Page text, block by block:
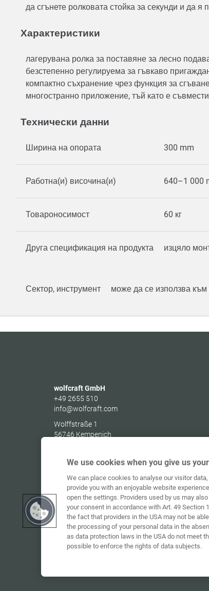
да сгънете ролковата стойка за секунди и да
Характеристики
лагерувана ролка за поставяне за лесно
безстепенно регулируема за гъвкаво
компактно съхранение чрез функция за
многостранно приложение, тъй като е
Технически данни
Ширина на опората 300 mm
Работна(и) височина(и) 640–1 000
Товароносимост 60 кг
Друга спецификация на продукта изцяло
Сектор, инструмент може да се използва
wolfcraft GmbH
+49 2655 510
info@wolfcraft.com
Wolffstraße 1
56746 Kempenich
We use cookies when you give us
We can place cookies to analyse our visitor
provide you with an enjoyable website
open the settings. Providers used by us may
your consent in accordance with Art. 49 Section
the fact that providers in the USA may not be
the processing of your personal data in the
as data protection laws in the USA do not meet
possible to enforce the rights of data subjects.